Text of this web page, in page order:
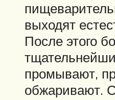
выходят
После этого
промывают,
обжаривают.